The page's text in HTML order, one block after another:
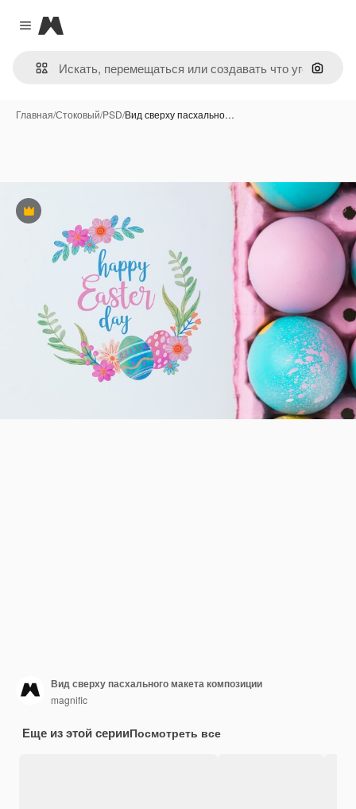
Close menu
Magnific
Поиск
Главная/Стоковый/PSD/Вид сверху пасхально…
Премиум
Вид сверху пасхального макета композиции
magnific
Еще из этой серииПосмотреть все